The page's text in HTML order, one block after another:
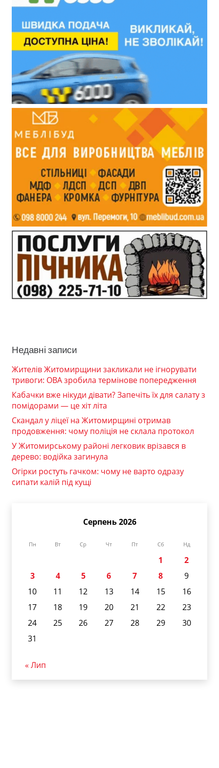
Недавні записи
Жителів Житомирщини закликали не ігнорувати
тривоги: ОВА зробила термінове попередження
Кабачки вже нікуди дівати? Запечіть їх для салату з
помідорами — це хіт літа
Скандал у ліцеї на Житомирщині отримав
продовження: чому поліція не склала протокол
У Житомирському районі легковик врізався в
дерево: водійка загинула
Огірки ростуть гачком: чому не варто одразу
сипати калій під кущі
Серпень 2026
Пн Вт Ср Чт Пт Сб Нд
1
2
3
4 5 6 7 8
9
10
11 12 13 14 15
16
17
18 19 20 21 22
23
24
25 26 27 28 29
30
31
« Лип